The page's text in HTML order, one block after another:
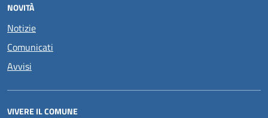
NOVITÀ
Notizie
Comunicati
Avvisi
VIVERE IL COMUNE